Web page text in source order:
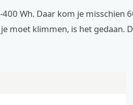
Wh. Daar kom je misschien
moet klimmen, is het gedaan.